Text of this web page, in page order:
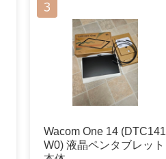
Wacom One 14 (DTC141
W0) 液晶ペンタブレット